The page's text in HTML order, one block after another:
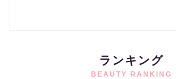
ランキング
BEAUTY RANKING